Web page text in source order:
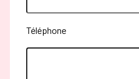
Téléphone